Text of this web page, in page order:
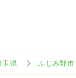
玉県 ふじみ野市